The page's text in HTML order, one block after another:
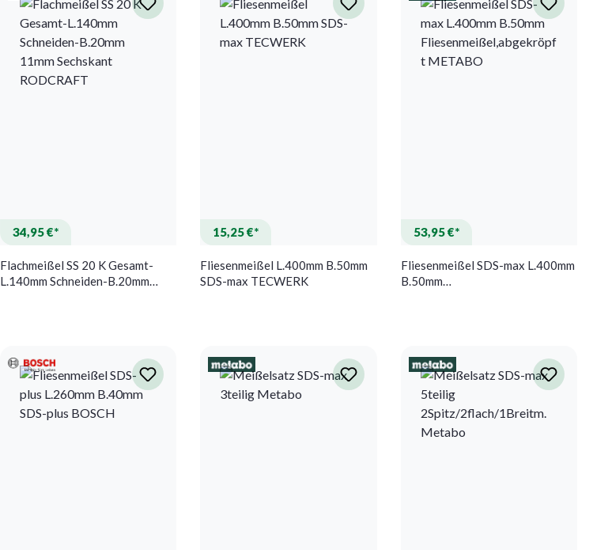
34,95 €*
Flachmeißel SS 20 K Gesamt-
L.140mm Schneiden-B.20mm
15,25 €*
Fliesenmeißel L.400mm B.50mm
SDS-max TECWERK
53,95 €*
Fliesenmeißel SDS-max L.400mm
B.50mm